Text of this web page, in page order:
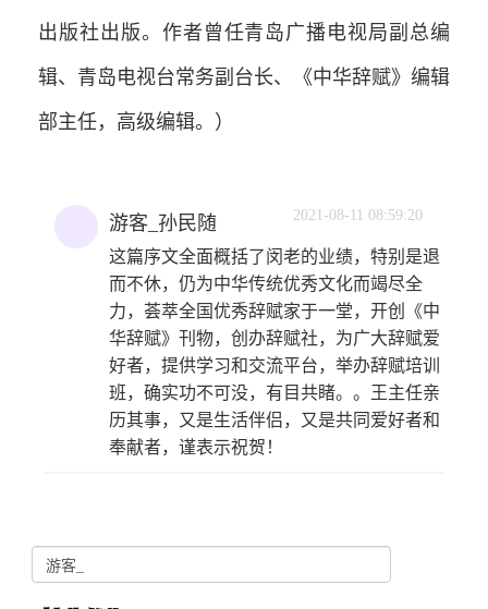
出版社出版。作者曾任青岛广播电视局副总编
辑、青岛电视台常务副台长、《中华辞赋》编辑
部主任，高级编辑。）
游客_孙民随 2021-08-11 08:59:20
这篇序文全面概括了闵老的业绩，特别是退
而不休，仍为中华传统优秀文化而竭尽全
力，荟萃全国优秀辞赋家于一堂，开创《中
华辞赋》刊物，创办辞赋社，为广大辞赋爱
好者，提供学习和交流平台，举办辞赋培训
班，确实功不可没，有目共睹。。王主任亲
历其事，又是生活伴侣，又是共同爱好者和
奉献者，谨表示祝贺！